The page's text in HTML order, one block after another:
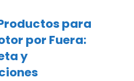
para
por Fuera:
y